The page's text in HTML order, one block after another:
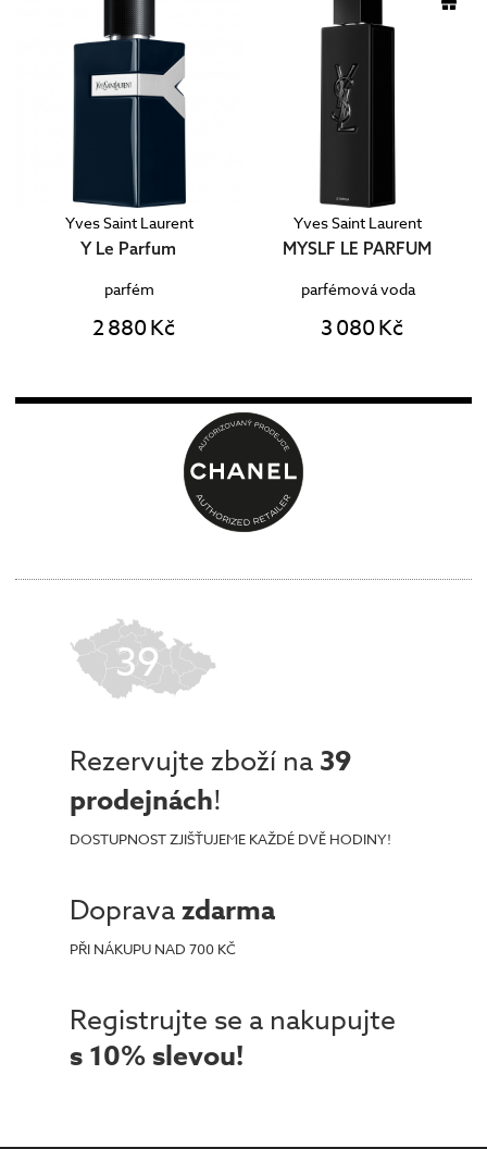
Yves Saint Laurent
Y Le Parfum
parfém
2 880 Kč
Yves Saint Laurent
MYSLF LE PARFUM
parfémová voda
3 080 Kč
39
Rezervujte zboží na 39
prodejnách!
DOSTUPNOST ZJIŠŤUJEME KAŽDÉ DVĚ HODINY!
Dopravazdarma
PŘI NÁKUPU NAD 700 KČ
Registrujte se a nakupujte
s 10% slevou!